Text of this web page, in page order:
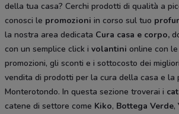
della tua casa? Cerchi prodotti di qualità a
conosci le promozioni in corso sul tuo
la nostra area dedicata Cura casa e corpo,
con un semplice click i volantini online con
promozioni, gli sconti e i sottocosto dei
vendita di prodotti per la cura della casa e la
Monterotondo. In questa sezione troverai i
catene di settore come Kiko, Bottega Verde,